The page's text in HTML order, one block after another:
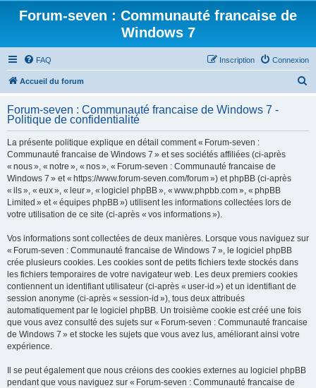
Forum-seven : Communauté francaise de
Windows 7
FAQ Connexion
Inscription
Accueil du forum
h
Forum-seven : Communauté francaise de Windows 7 -
Politique de confidentialité
La présente politique explique en détail comment « Forum-seven :
Communauté francaise de Windows 7 » et ses sociétés affiliées (ci-après
« nous », « notre », « nos », « Forum-seven : Communauté francaise de
Windows 7 » et « https://www.forum-seven.com/forum ») et phpBB (ci-après
« ils », « eux », « leur », « logiciel phpBB », « www.phpbb.com », « phpBB
Limited » et « équipes phpBB ») utilisent les informations collectées lors de
votre utilisation de ce site (ci-après « vos informations »).
Vos informations sont collectées de deux manières. Lorsque vous naviguez sur
« Forum-seven : Communauté francaise de Windows 7 », le logiciel phpBB
crée plusieurs cookies. Les cookies sont de petits fichiers texte stockés dans
les fichiers temporaires de votre navigateur web. Les deux premiers cookies
contiennent un identifiant utilisateur (ci-après « user-id ») et un identifiant de
session anonyme (ci-après « session-id »), tous deux attribués
automatiquement par le logiciel phpBB. Un troisième cookie est créé une fois
que vous avez consulté des sujets sur « Forum-seven : Communauté francaise
de Windows 7 » et stocke les sujets que vous avez lus, améliorant ainsi votre
expérience.
Il se peut également que nous créions des cookies externes au logiciel phpBB
pendant que vous naviguez sur « Forum-seven : Communauté francaise de